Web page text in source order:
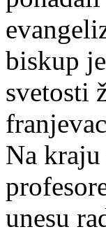
biskup
svetosti
Na kraju
unesu